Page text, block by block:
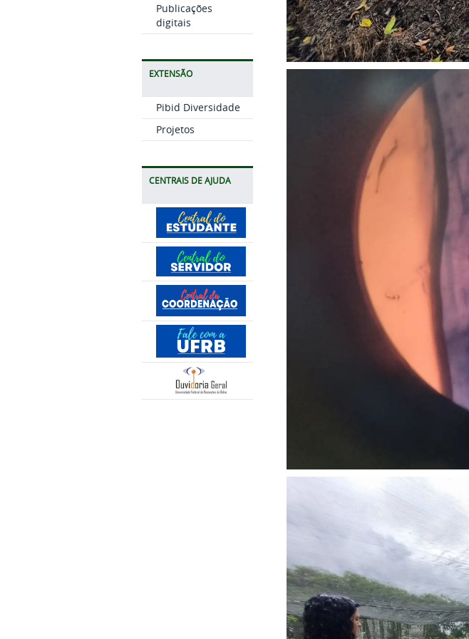
Publicações
digitais
EXTENSÃO
Pibid Diversidade
Projetos
CENTRAIS DE AJUDA